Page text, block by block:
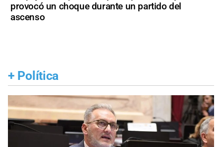
provocó un choque durante un partido del
ascenso
+ Política